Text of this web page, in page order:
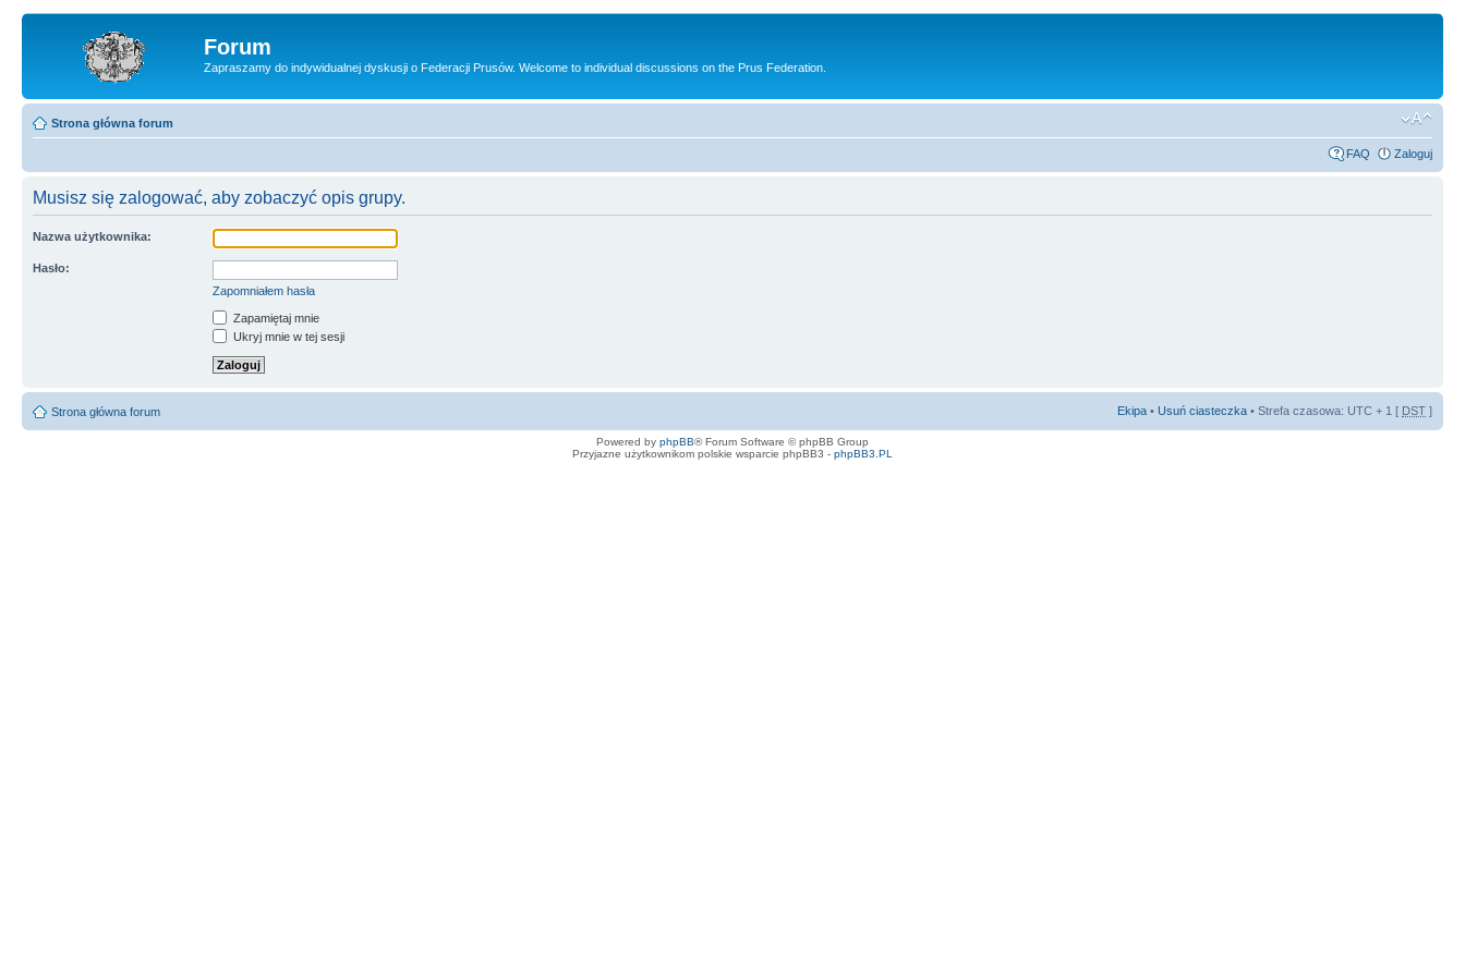
Forum
Zapraszamy do indywidualnej dyskusji o Federacji Prusów. Welcome to individual discussions on the Prus Federation.
Strona główna forum
FAQ Zaloguj
Musisz się zalogować, aby zobaczyć opis grupy.
Nazwa użytkownika:
Hasło:
Zapomniałem hasła
Zapamiętaj mnie
Ukryj mnie w tej sesji
Strona główna forum Ekipa • Usuń ciasteczka • Strefa czasowa: UTC + 1 [ DST ]
Powered by phpBB® Forum Software © phpBB Group
Przyjazne użytkownikom polskie wsparcie phpBB3 - phpBB3.PL